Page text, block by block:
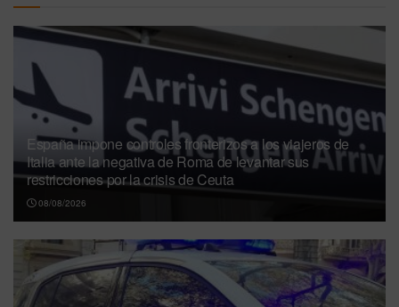
España impone controles fronterizos a los viajeros de
Italia ante la negativa de Roma de levantar sus
restricciones por la crisis de Ceuta
08/08/2026